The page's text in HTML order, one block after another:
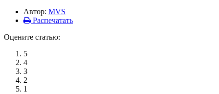
Автор: MVS
Распечатать
Оцените статью:
5
4
3
2
1